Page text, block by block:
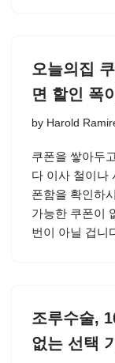
오늘의집
면 할인 폭
by Harold
쿠폰을 쌓아두
다 이사 철이나
폰함을 확인하
가능한 쿠폰이
번이 아닐 겁니
조루수술,
없는 선택